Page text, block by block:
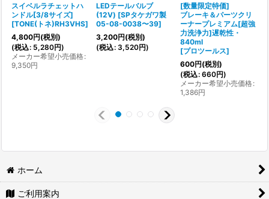
スイベルラチェットハ
ンドル[3/8サイズ]
[TONE(トネ)RH3VHS]
4,800円(税別)
(税込: 5,280円)
メーカー希望小売価格:
9,350円
LEDテールバルブ
(12V) [SPタケガワ製
05-08-0038〜39]
3,200円(税別)
(税込: 3,520円)
[数量限定特価]
ブレーキ＆パーツクリ
ーナープレミアム[超強
力洗浄力]遅乾性・
840ml
[プロツールス]
600円(税別)
(税込: 660円)
メーカー希望小売価格:
1,386円
ホーム
ご利用案内